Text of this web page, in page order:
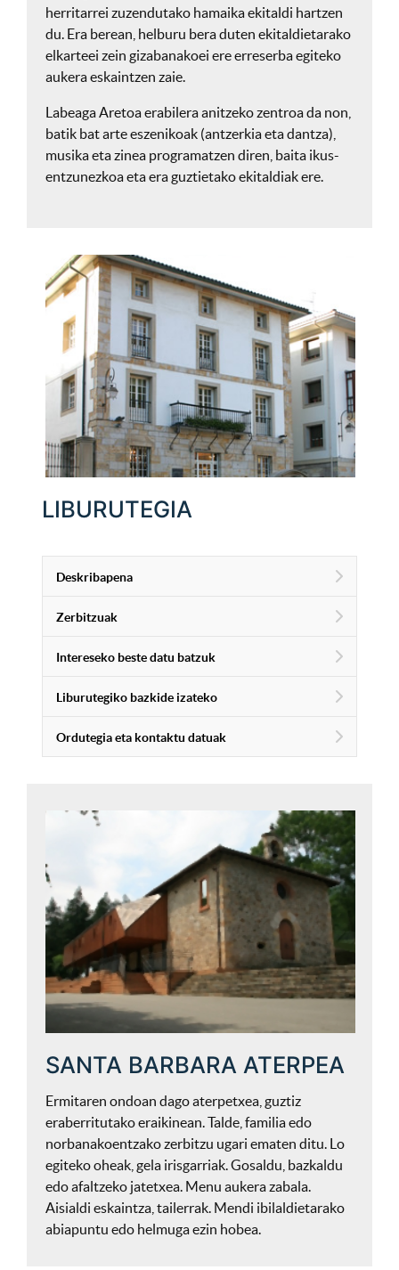
herritarrei zuzendutako hamaika ekitaldi hartzen
du. Era berean, helburu bera duten ekitaldietarako
elkarteei zein gizabanakoei ere erreserba egiteko
aukera eskaintzen zaie.
Labeaga Aretoa erabilera anitzeko zentroa da non,
batik bat arte eszenikoak (antzerkia eta dantza),
musika eta zinea programatzen diren, baita ikus-
entzunezkoa eta era guztietako ekitaldiak ere.
LIBURUTEGIA
Deskribapena
Zerbitzuak
Intereseko beste datu batzuk
Liburutegiko bazkide izateko
Ordutegia eta kontaktu datuak
SANTA BARBARA ATERPEA
Ermitaren ondoan dago aterpetxea, guztiz
eraberritutako eraikinean. Talde, familia edo
norbanakoentzako zerbitzu ugari ematen ditu. Lo
egiteko oheak, gela irisgarriak. Gosaldu, bazkaldu
edo afaltzeko jatetxea. Menu aukera zabala.
Aisialdi eskaintza, tailerrak. Mendi ibilaldietarako
abiapuntu edo helmuga ezin hobea.